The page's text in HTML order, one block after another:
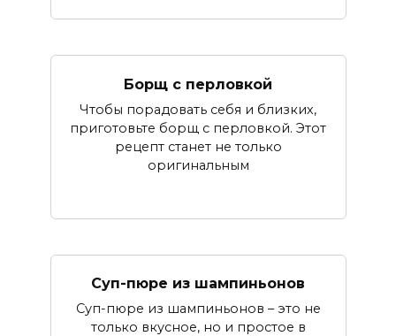
Борщ с перловкой
Чтобы порадовать себя и близких,
приготовьте борщ с перловкой. Этот
рецепт станет не только
оригинальным
Суп-пюре из шампиньонов
Суп-пюре из шампиньонов – это не
только вкусное, но и простое в